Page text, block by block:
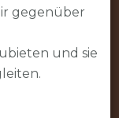
gegenüber
und sie